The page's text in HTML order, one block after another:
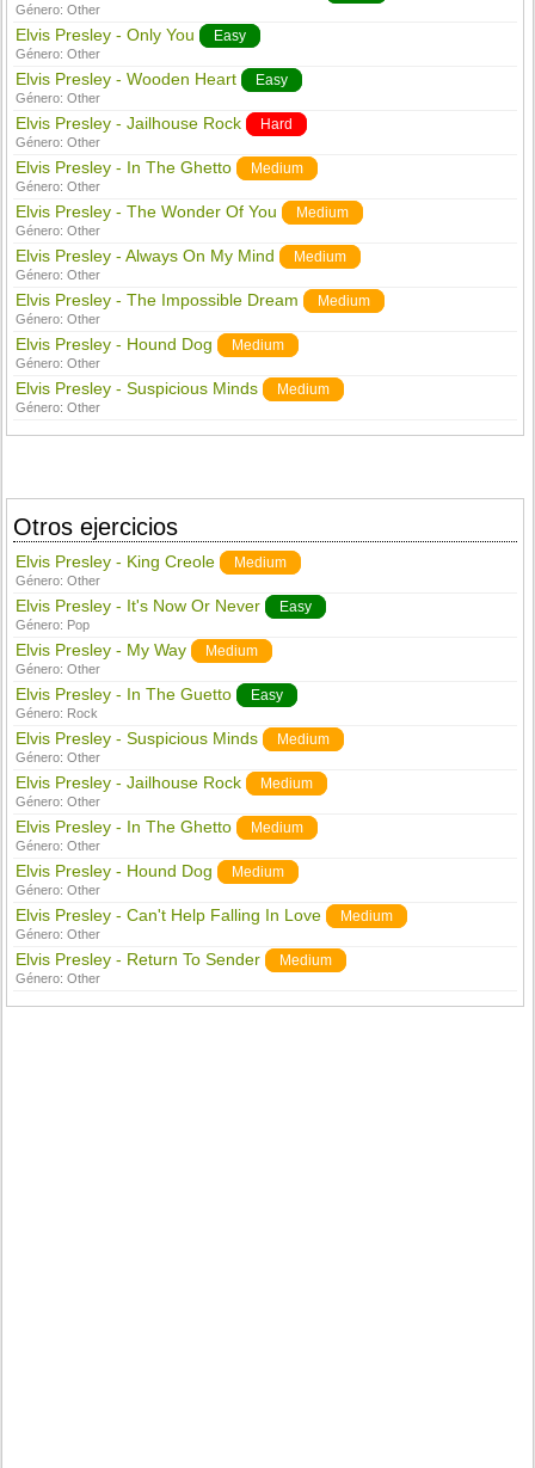
Género:Other
Elvis Presley - Only You Easy
Género:Other
Elvis Presley - Wooden Heart Easy
Género:Other
Elvis Presley - Jailhouse Rock Hard
Género:Other
Elvis Presley - In The Ghetto Medium
Género:Other
Elvis Presley - The Wonder Of You Medium
Género:Other
Elvis Presley - Always On My Mind Medium
Género:Other
Elvis Presley - The Impossible Dream Medium
Género:Other
Elvis Presley - Hound Dog Medium
Género:Other
Elvis Presley - Suspicious Minds Medium
Género:Other
Otros ejercicios
Elvis Presley - King Creole Medium
Género:Other
Elvis Presley - It's Now Or Never Easy
Género: Pop
Elvis Presley - My Way Medium
Género:Other
Elvis Presley - In The Guetto Easy
Género: Rock
Elvis Presley - Suspicious Minds Medium
Género:Other
Elvis Presley - Jailhouse Rock Medium
Género:Other
Elvis Presley - In The Ghetto Medium
Género:Other
Elvis Presley - Hound Dog Medium
Género:Other
Elvis Presley - Can't Help Falling In Love Medium
Género:Other
Elvis Presley - Return To Sender Medium
Género:Other